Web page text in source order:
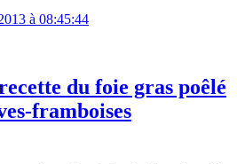
à 08:45:44
du foie gras poêlé
framboises